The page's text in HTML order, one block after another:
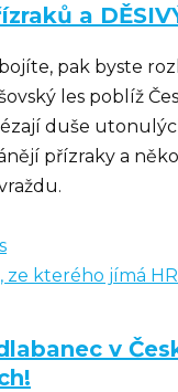
a
pak byste
les poblíž
duše
přízraky a
ze kterého jímá
v